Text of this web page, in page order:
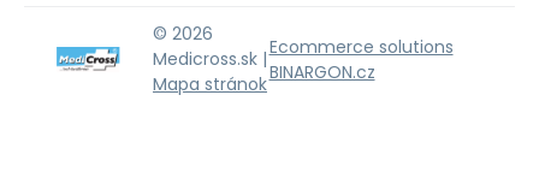
© 2026
Medicross.sk |
Mapa stránok
Ecommerce solutions
BINARGON.cz